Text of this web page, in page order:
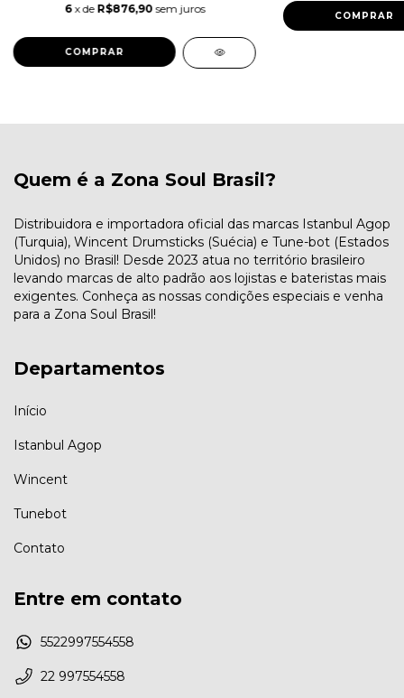
6 x de R$876,90 sem juros
Quem é a Zona Soul Brasil?
Distribuidora e importadora oficial das marcas Istanbul Agop
(Turquia), Wincent Drumsticks (Suécia) e Tune-bot (Estados
Unidos) no Brasil! Desde 2023 atua no território brasileiro
levando marcas de alto padrão aos lojistas e bateristas mais
exigentes. Conheça as nossas condições especiais e venha
para a Zona Soul Brasil!
Departamentos
Início
Istanbul Agop
Wincent
Tunebot
Contato
Entre em contato
5522997554558
22 997554558